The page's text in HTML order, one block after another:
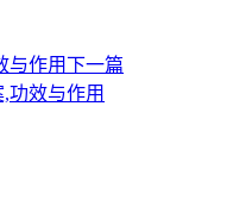
与作用下一篇
功效与作用